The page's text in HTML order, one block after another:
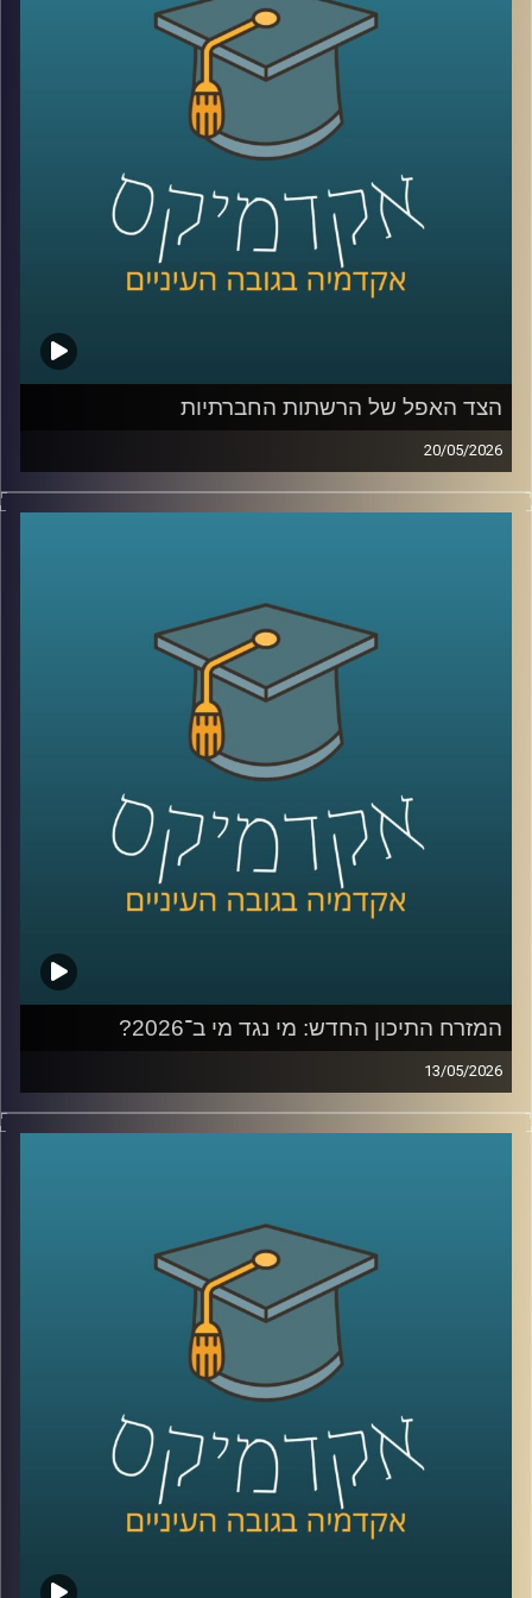
בינה מלאכותית כבר לא נמצאת רק במעבדות או במחקרים, היא
נכנסת אל תוך חדרי הטיפול, אל תוך רגעים של חוסר ודאות,
ולעיתים גם אל תוך ההחלטות הכי קריטיות שיש.
האם זה הופך את הרפואה למדויקת יותר, או דווקא משנה את
האופן שבו רופאים חושבים, שוקלים ומחליטים?
כדי להבין איך השינוי הזה נראה מבפנים, דווקא באחד
התחומים הכי רגישים ומורכבים ברפואה, עולם הלידות, נמצאת
איתנו היום פרופ’ אסנת ולפיש, מנהלת בית החולים לנשים
בבילינסון ומשנה לדיקן בית הספר לרפואה באוניברסיטת
שנמצאת בחזית של שילוב טכנולוגיות מתקדמות ברפואה לצד
עבודה קלינית יומיומית בקבלת החלטות בזמן אמת.
קרדיט תמונות:AudioVersity
הצד האפל של הרשתות החברתיות
20/05/2026
בשנים האחרונות, הרשתות החברתיות הפכו מפלטפורמה
שמקשרת בין אנשים בעיקר לדבר מרכזי בחיי רוב האנשים,
שמירה על קשר עם חברים, מציאת עבודה, אבל גם המון דברים
שליליים, אנחנו נחשפים לדברים שעושים לנו רע, מתגברים
יכולים לפתח הפרעות אכילה או דיכאון ועל אף שרובנו מבינים
את הנזקים הפוטנציאלים קשה לנו להתנתק או אפילו להמעיט
אז מה אפשר לעשות?
כדי לענות על השאלה הזו הצטרף אליי היום פרופ׳ צחי חייט,
ראש ההתמחות השיווקית בביה"ס סמי עופר לתקשורת.
קרדיט תמונות:AudioVersity
המזרח התיכון החדש: מי נגד מי ב־2026?
13/05/2026
לפני כמה שנים, רוב האנשים עוד הצליחו להבין פחות או יותר
מי נגד מי במזרח התיכון.
החות’ים, רוסיה, הסכמים, איומים, מלחמה רב־זירתית… ובין כל
הכותרות, הרבה אנשים פשוט איבדו את התמונה הגדולה.
אז בפרק הזה רצינו לעצור רגע ולעשות סדר.
להבין מה באמת קורה באזור שלנו, מה השתנה מאז השבעה
באוקטובר, ואיך נראית היום המפה האסטרטגית של המזרח
איתנו היום ד”ר שי הר-צבי, מרצה וחוקר בכיר במכון למדיניות
ואסטרטגיה ב־אוניברסיטת רייכמן, ולשעבר מנכ”ל בפועל של
המשרד לנושאים אסטרטגיים וראש זירה בחטיבת המחקר